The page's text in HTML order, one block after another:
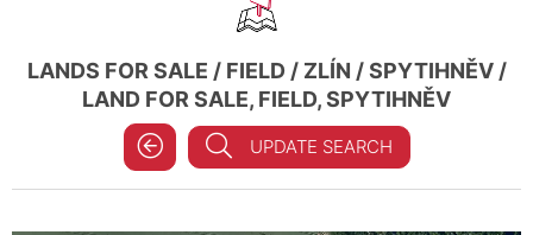
LANDS FOR SALE / FIELD/ ZLÍN /SPYTIHNĚV/
LAND FOR SALE, FIELD, SPYTIHNĚV
UPDATE SEARCH